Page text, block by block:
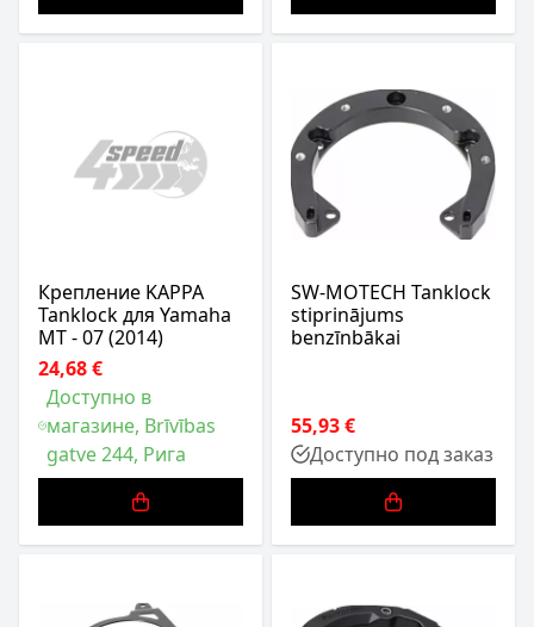
Крепление KAPPA
Tanklock для Yamaha
MT - 07 (2014)
24,68 €
Доступно в
магазине, Brīvības
gatve 244, Рига
SW-MOTECH Tanklock
stiprinājums
benzīnbākai
55,93 €
Доступно под заказ